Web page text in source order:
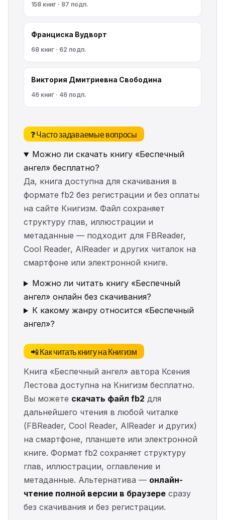
158 книг · 87 подп.
Франциска Вудворт
68 книг · 62 подп.
Виктория Дмитриевна Свободина
46 книг · 46 подп.
❓ Часто задаваемые вопросы
Можно ли скачать книгу «Беспечный
ангел» бесплатно?
Да, книга доступна для скачивания в
формате fb2 без регистрации и без оплаты
на сайте Книгизм. Файл сохраняет
структуру глав, иллюстрации и
метаданные — подходит для FBReader,
Cool Reader, AlReader и других читалок на
смартфоне или электронной книге.
Можно ли читать книгу «Беспечный
ангел» онлайн без скачивания?
К какому жанру относится «Беспечный
ангел»?
📲 Как читать книгу на Книгизм
Книга «Беспечный ангел» автора Ксения
Лестова доступна на Книгизм бесплатно.
Вы можете скачать файл fb2 для
дальнейшего чтения в любой читалке
(FBReader, Cool Reader, AlReader и других)
на смартфоне, планшете или электронной
книге. Формат fb2 сохраняет структуру
глав, иллюстрации, оглавление и
метаданные. Альтернатива — онлайн-
чтение полной версии в браузере сразу
без скачивания и без регистрации.